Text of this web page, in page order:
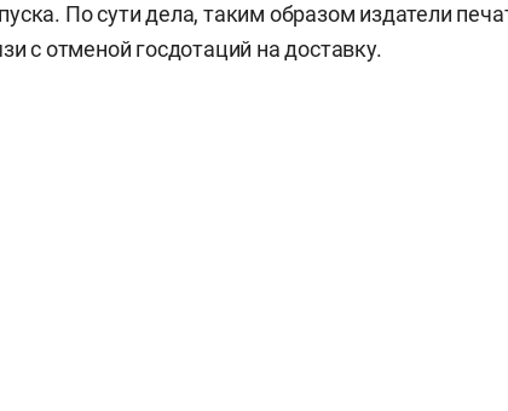
По сути дела, таким образом издатели
с отменой госдотаций на доставку.